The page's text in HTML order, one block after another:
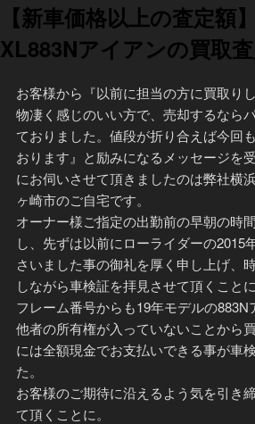
【新車価格以上の査定額
XL883Nアイアンの買取
お客様から『以前に担当の方に買取り
物凄く感じのいい方で、売却するなら
ておりました。値段が折り合えば今回
おります』と励みになるメッセージを
にお伺いさせて頂きましたのは弊社横
ヶ崎市のご自宅です。
オーナー様ご指定の出勤前の早朝の時
し、先ずは以前にローライダーの2015
さいました事の御礼を厚く申し上げ、
しながら車検証を拝見させて頂くことに
フレーム番号からも19年モデルの883N
他者の所有権が入っていないことから
には全額現金でお支払いできる事が車
た。
お客様のご期待に沿えるよう気を引き
て頂くことに。